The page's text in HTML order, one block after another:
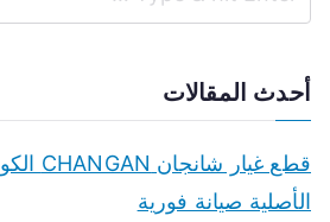
أحدث المقالات
الأصلية صيانة فورية